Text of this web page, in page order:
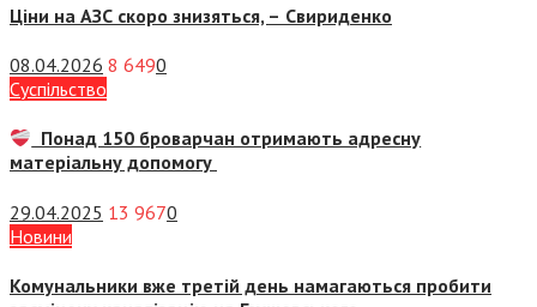
Ціни на АЗС скоро знизяться, – Свириденко
08.04.2026 8 6490
Суспiльство
Понад 150 броварчан отримають адресну
матеріальну допомогу
29.04.2025 13 9670
Новини
Комунальники вже третій день намагаються пробити